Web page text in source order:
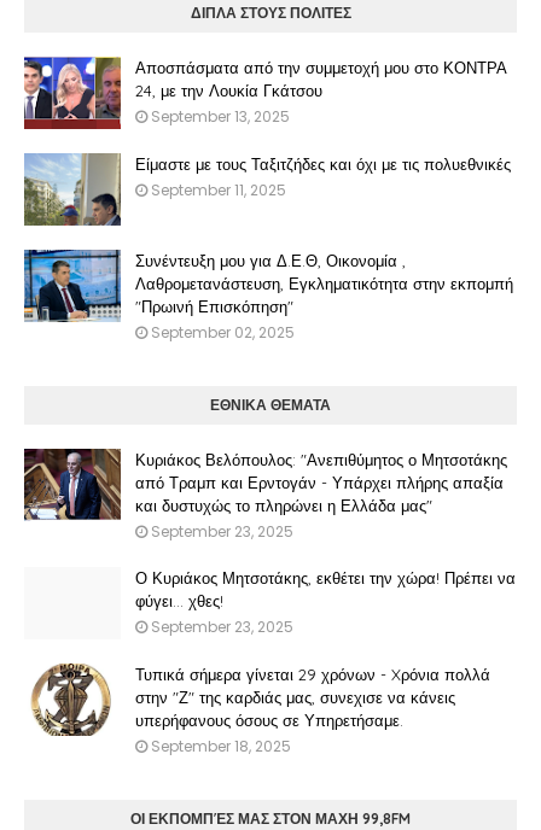
ΔΙΠΛΑ ΣΤΟΥΣ ΠΟΛΙΤΕΣ
Αποσπάσματα από την συμμετοχή μου στο ΚΟΝΤΡΑ
24, με την Λουκία Γκάτσου
September 13, 2025
Είμαστε με τους Ταξιτζήδες και όχι με τις πολυεθνικές
September 11, 2025
Συνέντευξη μου για Δ.Ε.Θ, Οικονομία ,
Λαθρομετανάστευση, Εγκληματικότητα στην εκπομπή
"Πρωινή Επισκόπηση"
September 02, 2025
ΕΘΝΙΚΑ ΘΕΜΑΤΑ
Κυριάκος Βελόπουλος: "Ανεπιθύμητος ο Μητσοτάκης
από Τραμπ και Ερντογάν - Υπάρχει πλήρης απαξία
και δυστυχώς το πληρώνει η Ελλάδα μας"
September 23, 2025
Ο Κυριάκος Μητσοτάκης, εκθέτει την χώρα! Πρέπει να
φύγει… χθες!
September 23, 2025
Τυπικά σήμερα γίνεται 29 χρόνων - Xρόνια πολλά
στην "Ζ" της καρδιάς μας, συνεχισε να κάνεις
υπερήφανους όσους σε Υπηρετήσαμε.
September 18, 2025
ΟΙ ΕΚΠΟΜΠΈΣ ΜΑΣ ΣΤΟΝ ΜΑΧΗ 99,8FM